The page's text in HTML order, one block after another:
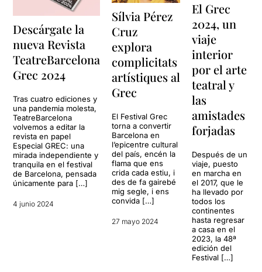
Descárgate la
nueva Revista
TeatreBarcelona
Grec 2024
Tras cuatro ediciones y
una pandemia molesta,
TeatreBarcelona
volvemos a editar la
revista en papel
Especial GREC: una
mirada independiente y
tranquila en el festival
de Barcelona, pensada
únicamente para […]
4 junio 2024
Sílvia Pérez
Cruz
explora
complicitats
artístiques al
Grec
El Festival Grec
torna a convertir
Barcelona en
l’epicentre cultural
del país, encén la
flama que ens
crida cada estiu, i
des de fa gairebé
mig segle, i ens
convida […]
27 mayo 2024
El Grec
2024, un
viaje
interior
por el arte
teatral y
las
amistades
forjadas
Después de un
viaje, puesto
en marcha en
el 2017, que le
ha llevado por
todos los
continentes
hasta regresar
a casa en el
2023, la 48ª
edición del
Festival […]